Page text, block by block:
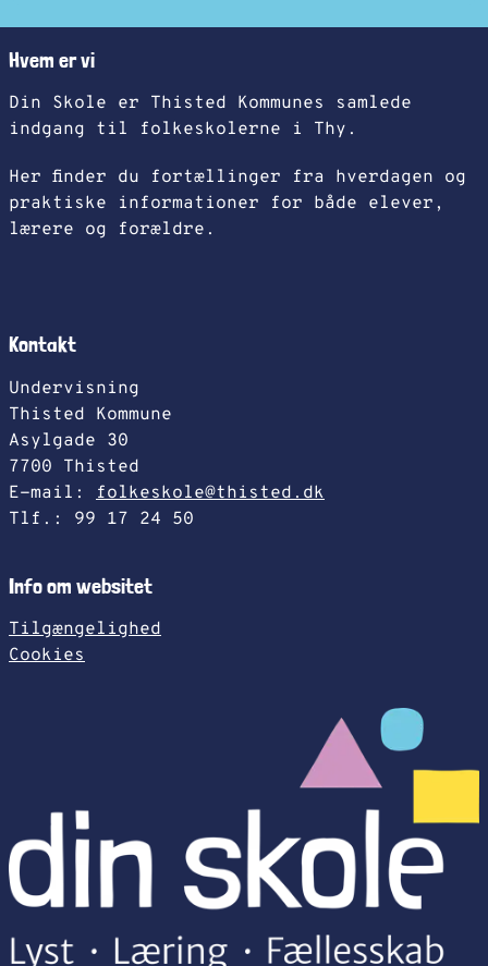
Hvem er vi
Din Skole er Thisted Kommunes samlede
indgang til folkeskolerne i Thy.
Her finder du fortællinger fra hverdagen og
praktiske informationer for både elever,
lærere og forældre.
Kontakt
Undervisning
Thisted Kommune
Asylgade 30
7700 Thisted
E-mail: folkeskole@thisted.dk
Tlf.: 99 17 24 50
Info om websitet
Tilgængelighed
Cookies